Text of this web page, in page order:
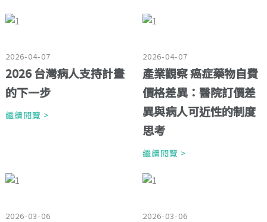
2026-04-07
2026 台灣病人支持計畫
的下一步
繼續閱覽 >
2026-04-07
產業觀察 癌症藥物自費
價格差異：醫院訂價差
異與病人可近性的制度
思考
繼續閱覽 >
2026-03-06 2026-03-06